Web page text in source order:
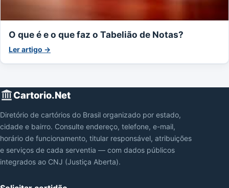
O que é e o que faz o Tabelião de Notas?
Ler artigo →
Cartorio.Net
Diretório de cartórios do Brasil organizado por estado,
cidade e bairro. Consulte endereço, telefone, e-mail,
horário de funcionamento, titular responsável, atribuições
e serviços de cada serventia — com dados públicos
integrados ao CNJ (Justiça Aberta).